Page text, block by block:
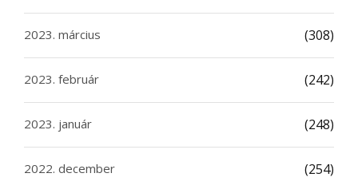
2023. március (308)
2023. február (242)
2023. január (248)
2022. december (254)